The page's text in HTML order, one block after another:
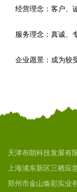
经营理念：客户、
服务理念：真诚、
企业愿景：成为较
天津布朗科技发展有
上海浦东新区三栖应
郑州市金山焕彩实业